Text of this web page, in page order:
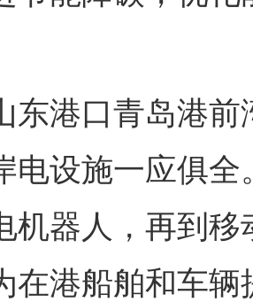
港口青岛港前
电设施一应俱
机器人，再到
在港船舶和车